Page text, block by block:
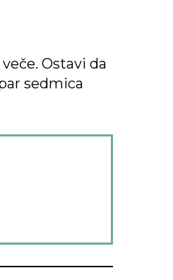
Ostavi da
sedmica